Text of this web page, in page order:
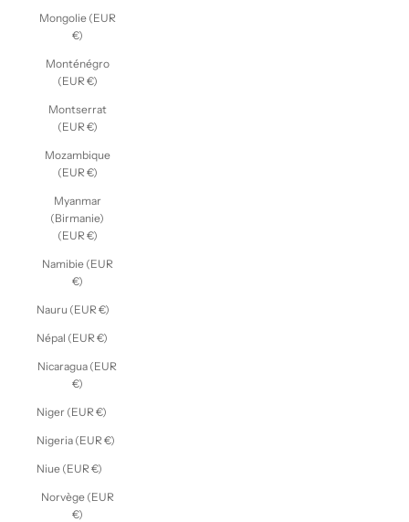
Mongolie (EUR
€)
Monténégro
(EUR €)
Montserrat
(EUR €)
Mozambique
(EUR €)
Myanmar
(Birmanie)
(EUR €)
Namibie (EUR
€)
Nauru (EUR €)
Népal (EUR €)
Nicaragua (EUR
€)
Niger (EUR €)
Nigeria (EUR €)
Niue (EUR €)
Norvège (EUR
€)